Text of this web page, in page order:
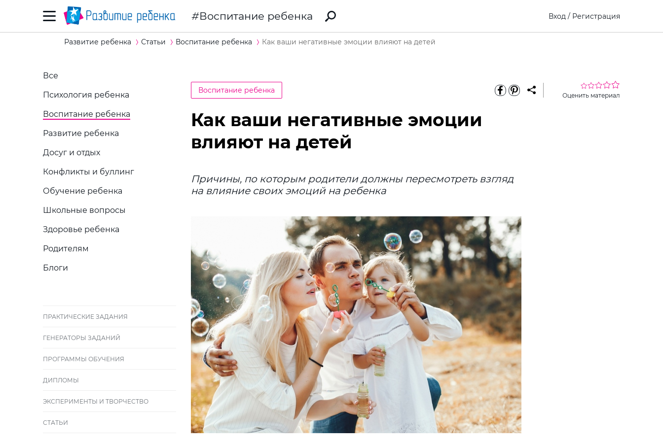
Воспитание ребенка Вход / Регистрация
Развитие ребенка Статьи Воспитание ребенка Как ваши негативные эмоции влияют на детей
Все
Психология ребенка
Воспитание ребенка
Развитие ребенка
Досуг и отдых
Конфликты и буллинг
Обучение ребенка
Школьные вопросы
Здоровье ребенка
Родителям
Блоги
ПРАКТИЧЕСКИЕ ЗАДАНИЯ
ГЕНЕРАТОРЫ ЗАДАНИЙ
ПРОГРАММЫ ОБУЧЕНИЯ
ДИПЛОМЫ
ЭКСПЕРИМЕНТЫ И ТВОРЧЕСТВО
СТАТЬИ
Воспитание ребенка
Оценить материал
Как ваши негативные эмоции
влияют на детей
Причины, по которым родители должны пересмотреть взгляд
на влияние своих эмоций на ребенка